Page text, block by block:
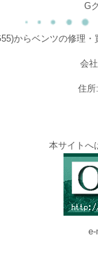
G
からベンツの修理
会
住所
本サイトへ
e-